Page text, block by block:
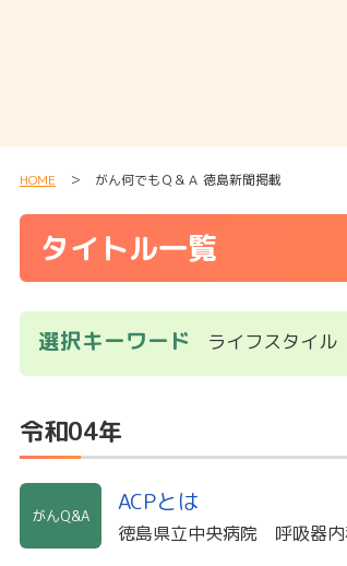
HOME ＞ がん何でもＱ＆Ａ 徳島新聞掲載
タイトル一覧
選択キーワード ライフスタイル
令和04年
がんQ&A ACPとは
徳島県立中央病院 呼吸